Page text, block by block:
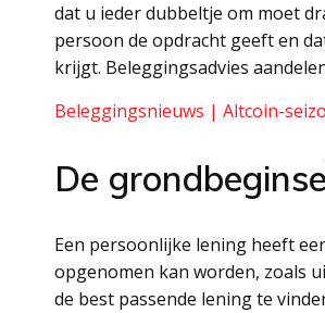
dat u ieder dubbeltje om moet
persoon de opdracht geeft en
krijgt. Beleggingsadvies
Beleggingsnieuws | Altcoin-
De
Een persoonlijke lening heeft
opgenomen kan worden, zoals
de best passende lening te